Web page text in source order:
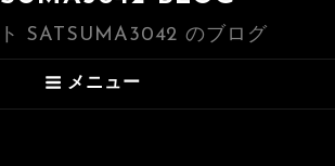
SATSUMA3042 のブログ
メニュー